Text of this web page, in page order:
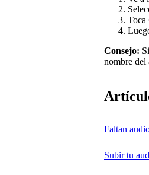
Toca
Consejo:
nombre del
Faltan
Subir tu